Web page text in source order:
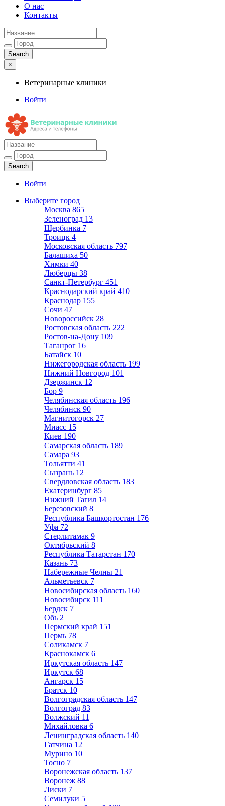
О нас
Контакты
×
Ветеринарные клиники
Войти
Ветеринарные клиники
Адреса и телефоны
Войти
Выберите город
Москва 865
Зеленоград 13
Щербинка 7
Троицк 4
Московская область 797
Балашиха 50
Химки 40
Люберцы 38
Санкт-Петербург 451
Краснодарский край 410
Краснодар 155
Сочи 47
Новороссийск 28
Ростовская область 222
Ростов-на-Дону 109
Таганрог 16
Батайск 10
Нижегородская область 199
Нижний Новгород 101
Дзержинск 12
Бор 9
Челябинская область 196
Челябинск 90
Магнитогорск 27
Миасс 15
Киев 190
Самарская область 189
Самара 93
Тольятти 41
Сызрань 12
Свердловская область 183
Екатеринбург 85
Нижний Тагил 14
Березовский 8
Республика Башкортостан 176
Уфа 72
Стерлитамак 9
Октябрьский 8
Республика Татарстан 170
Казань 73
Набережные Челны 21
Альметьевск 7
Новосибирская область 160
Новосибирск 111
Бердск 7
Обь 2
Пермский край 151
Пермь 78
Соликамск 7
Краснокамск 6
Иркутская область 147
Иркутск 68
Ангарск 15
Братск 10
Волгоградская область 147
Волгоград 83
Волжский 11
Михайловка 6
Ленинградская область 140
Гатчина 12
Мурино 10
Тосно 7
Воронежская область 137
Воронеж 88
Лиски 7
Семилуки 5